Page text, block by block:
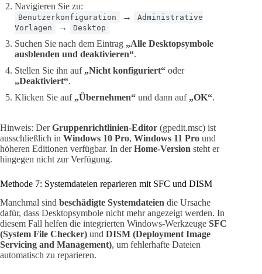
Navigieren Sie zu:
Benutzerkonfiguration →
Administrative
Vorlagen
→ Desktop
Suchen Sie nach dem Eintrag „Alle Desktopsymbole
ausblenden und deaktivieren“.
Stellen Sie ihn auf „Nicht konfiguriert“ oder
„Deaktiviert“.
Klicken Sie auf „Übernehmen“ und dann auf „OK“.
Hinweis: DerGruppenrichtlinien-Editor (gpedit.msc) ist
ausschließlich in Windows 10 Pro, Windows 11 Pro und
höheren Editionen verfügbar. In derHome-Version steht er
hingegen nicht zur Verfügung.
Methode 7: Systemdateien reparieren mit SFC und DISM
Manchmal sind beschädigte Systemdateien die Ursache
dafür, dass Desktopsymbole nicht mehr angezeigt werden. In
diesem Fall helfen die integrierten Windows-Werkzeuge SFC
(System File Checker) und DISM (Deployment Image
Servicing and Management), um fehlerhafte Dateien
automatisch zu reparieren.